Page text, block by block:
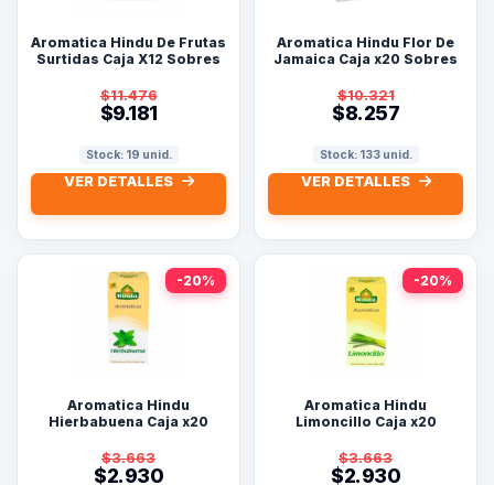
Aromatica Hindu De Frutas
Surtidas Caja X12 Sobres
$11.476
$9.181
Stock: 19 unid.
VER DETALLES
Aromatica Hindu Flor De
Jamaica Caja x20 Sobres
$10.321
$8.257
Stock: 133 unid.
VER DETALLES
-20%
Aromatica Hindu
Hierbabuena Caja x20
$3.663
$2.930
-20%
Aromatica Hindu
Limoncillo Caja x20
$3.663
$2.930